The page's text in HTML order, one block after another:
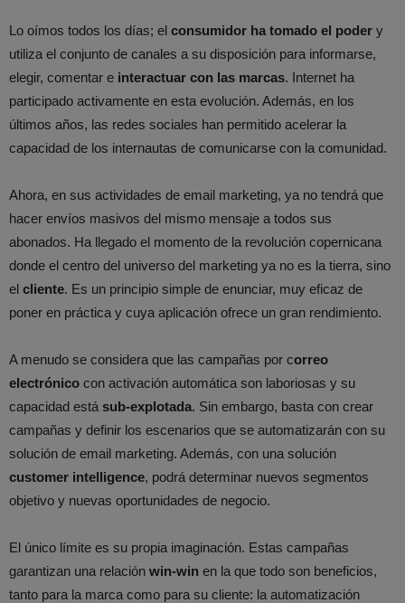
Lo oímos todos los días; el consumidor ha tomado el poder y
utiliza el conjunto de canales a su disposición para informarse,
elegir, comentar e interactuar con las marcas. Internet ha
participado activamente en esta evolución. Además, en los
últimos años, las redes sociales han permitido acelerar la
capacidad de los internautas de comunicarse con la comunidad.
Ahora, en sus actividades de email marketing, ya no tendrá que
hacer envíos masivos del mismo mensaje a todos sus
abonados. Ha llegado el momento de la revolución copernicana
donde el centro del universo del marketing ya no es la tierra, sino
el cliente. Es un principio simple de enunciar, muy eficaz de
poner en práctica y cuya aplicación ofrece un gran rendimiento.
A menudo se considera que las campañas por correo
electrónico con activación automática son laboriosas y su
capacidad está sub-explotada. Sin embargo, basta con crear
campañas y definir los escenarios que se automatizarán con su
solución de email marketing. Además, con una solución
customer intelligence, podrá determinar nuevos segmentos
objetivo y nuevas oportunidades de negocio.
El único límite es su propia imaginación. Estas campañas
garantizan una relación win-win en la que todo son beneficios,
tanto para la marca como para su cliente: la automatización